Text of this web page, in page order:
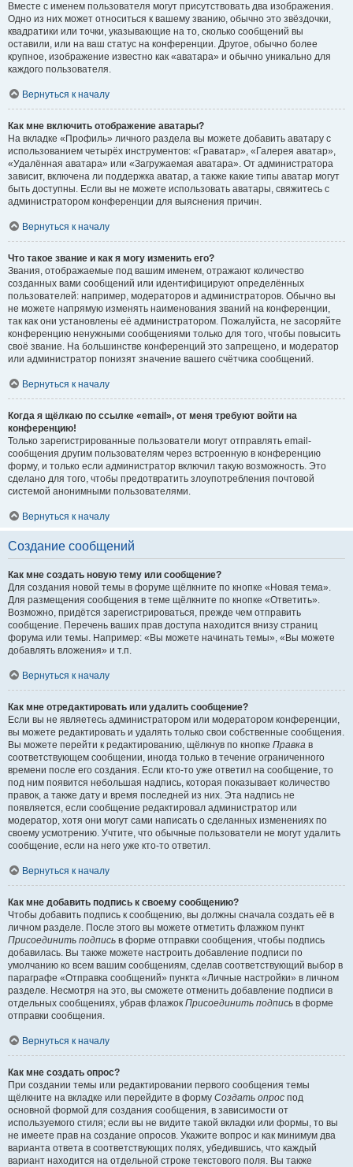
Вместе с именем пользователя могут присутствовать два изображения.
Одно из них может относиться к вашему званию, обычно это звёздочки,
квадратики или точки, указывающие на то, сколько сообщений вы
оставили, или на ваш статус на конференции. Другое, обычно более
крупное, изображение известно как «аватара» и обычно уникально для
каждого пользователя.
Вернуться к началу
Как мне включить отображение аватары?
На вкладке «Профиль» личного раздела вы можете добавить аватару с
использованием четырёх инструментов: «Граватар», «Галерея аватар»,
«Удалённая аватара» или «Загружаемая аватара». От администратора
зависит, включена ли поддержка аватар, а также какие типы аватар могут
быть доступны. Если вы не можете использовать аватары, свяжитесь с
администратором конференции для выяснения причин.
Вернуться к началу
Что такое звание и как я могу изменить его?
Звания, отображаемые под вашим именем, отражают количество
созданных вами сообщений или идентифицируют определённых
пользователей: например, модераторов и администраторов. Обычно вы
не можете напрямую изменять наименования званий на конференции,
так как они установлены её администратором. Пожалуйста, не засоряйте
конференцию ненужными сообщениями только для того, чтобы повысить
своё звание. На большинстве конференций это запрещено, и модератор
или администратор понизят значение вашего счётчика сообщений.
Вернуться к началу
Когда я щёлкаю по ссылке «email», от меня требуют войти на
конференцию!
Только зарегистрированные пользователи могут отправлять email-
сообщения другим пользователям через встроенную в конференцию
форму, и только если администратор включил такую возможность. Это
сделано для того, чтобы предотвратить злоупотребления почтовой
системой анонимными пользователями.
Вернуться к началу
Создание сообщений
Как мне создать новую тему или сообщение?
Для создания новой темы в форуме щёлкните по кнопке «Новая тема».
Для размещения сообщения в теме щёлкните по кнопке «Ответить».
Возможно, придётся зарегистрироваться, прежде чем отправить
сообщение. Перечень ваших прав доступа находится внизу страниц
форума или темы. Например: «Вы можете начинать темы», «Вы можете
добавлять вложения» и т.п.
Вернуться к началу
Как мне отредактировать или удалить сообщение?
Если вы не являетесь администратором или модератором конференции,
вы можете редактировать и удалять только свои собственные сообщения.
Вы можете перейти к редактированию, щёлкнув по кнопке Правка в
соответствующем сообщении, иногда только в течение ограниченного
времени после его создания. Если кто-то уже ответил на сообщение, то
под ним появится небольшая надпись, которая показывает количество
правок, а также дату и время последней из них. Эта надпись не
появляется, если сообщение редактировал администратор или
модератор, хотя они могут сами написать о сделанных изменениях по
своему усмотрению. Учтите, что обычные пользователи не могут удалить
сообщение, если на него уже кто-то ответил.
Вернуться к началу
Как мне добавить подпись к своему сообщению?
Чтобы добавить подпись к сообщению, вы должны сначала создать её в
личном разделе. После этого вы можете отметить флажком пункт
Присоединить подпись в форме отправки сообщения, чтобы подпись
добавилась. Вы также можете настроить добавление подписи по
умолчанию ко всем вашим сообщениям, сделав соответствующий выбор в
параграфе «Отправка сообщений» пункта «Личные настройки» в личном
разделе. Несмотря на это, вы сможете отменить добавление подписи в
отдельных сообщениях, убрав флажок Присоединить подпись в форме
отправки сообщения.
Вернуться к началу
Как мне создать опрос?
При создании темы или редактировании первого сообщения темы
щёлкните на вкладке или перейдите в форму Создать опрос под
основной формой для создания сообщения, в зависимости от
используемого стиля; если вы не видите такой вкладки или формы, то вы
не имеете прав на создание опросов. Укажите вопрос и как минимум два
варианта ответа в соответствующих полях, убедившись, что каждый
вариант находится на отдельной строке текстового поля. Вы также